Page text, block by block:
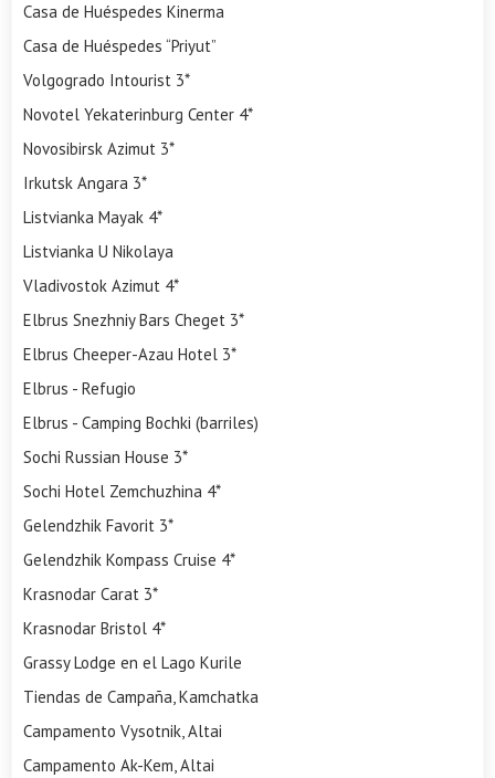
Casa de Huéspedes Kinerma
Casa de Huéspedes “Priyut”
Volgogrado Intourist 3*
Novotel Yekaterinburg Center 4*
Novosibirsk Azimut 3*
Irkutsk Angara 3*
Listvianka Mayak 4*
Listvianka U Nikolaya
Vladivostok Azimut 4*
Elbrus Snezhniy Bars Cheget 3*
Elbrus Cheeper-Azau Hotel 3*
Elbrus - Refugio
Elbrus - Camping Bochki (barriles)
Sochi Russian House 3*
Sochi Hotel Zemchuzhina 4*
Gelendzhik Favorit 3*
Gelendzhik Kompass Cruise 4*
Krasnodar Carat 3*
Krasnodar Bristol 4*
Grassy Lodge en el Lago Kurile
Tiendas de Campaña, Kamchatka
Campamento Vysotnik, Altai
Campamento Ak-Kem, Altai